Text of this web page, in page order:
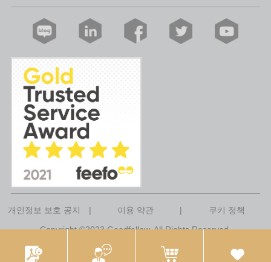
개인정보 보호 공지 | 이용 약관 | 쿠키 정책
Copyright ©2023 Goodfellow. All Rights Reserved.